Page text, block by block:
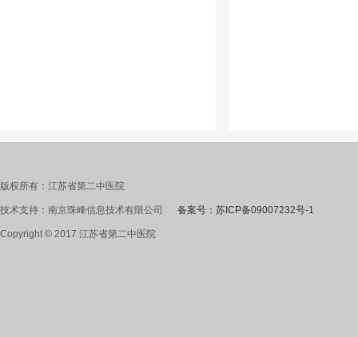
版权所有：江苏省第二中医院
技术支持：南京珠峰信息技术有限公司 备案号：苏ICP备09007232号-1
Copyright © 2017 江苏省第二中医院